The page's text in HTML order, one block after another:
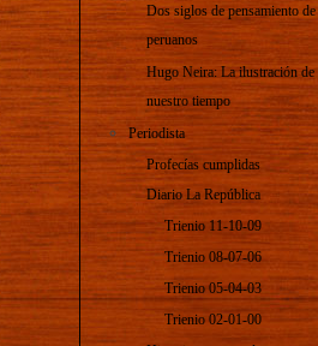
Dos siglos de pensamiento de
peruanos
Hugo Neira: La ilustración de
nuestro tiempo
Periodista
Profecías cumplidas
Diario La República
Trienio 11-10-09
Trienio 08-07-06
Trienio 05-04-03
Trienio 02-01-00